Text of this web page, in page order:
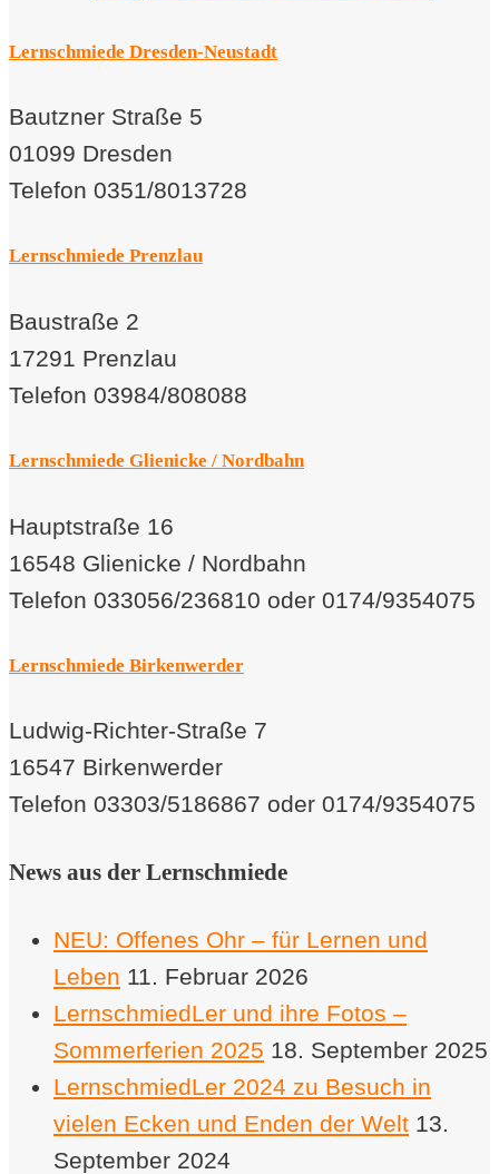
Lernschmiede Dresden-Neustadt
Bautzner Straße 5
01099 Dresden
Telefon 0351/8013728
Lernschmiede Prenzlau
Baustraße 2
17291 Prenzlau
Telefon 03984/808088
Lernschmiede Glienicke / Nordbahn
Hauptstraße 16
16548 Glienicke / Nordbahn
Telefon 033056/236810 oder 0174/9354075
Lernschmiede Birkenwerder
Ludwig-Richter-Straße 7
16547 Birkenwerder
Telefon 03303/5186867 oder 0174/9354075
News aus der Lernschmiede
NEU: Offenes Ohr – für Lernen und
Leben 11. Februar 2026
LernschmiedLer und ihre Fotos –
Sommerferien 2025 18. September 2025
LernschmiedLer 2024 zu Besuch in
vielen Ecken und Enden der Welt 13.
September 2024